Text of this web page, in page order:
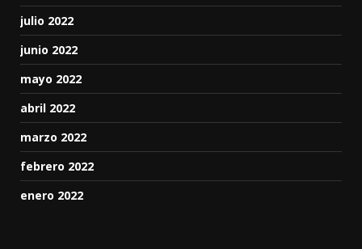
julio 2022
junio 2022
mayo 2022
abril 2022
marzo 2022
febrero 2022
enero 2022